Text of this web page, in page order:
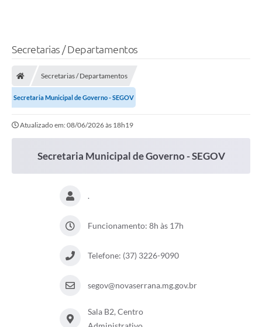
Secretarias / Departamentos
Secretarias / Departamentos
Secretaria Municipal de Governo - SEGOV
Atualizado em: 08/06/2026 às 18h19
Secretaria Municipal de Governo - SEGOV
.
Funcionamento: 8h às 17h
Telefone: (37) 3226-9090
segov@novaserrana.mg.gov.br
Sala B2, Centro